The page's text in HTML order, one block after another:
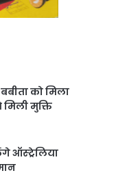
को मिला
मुक्ति
ऑस्ट्रेलिया